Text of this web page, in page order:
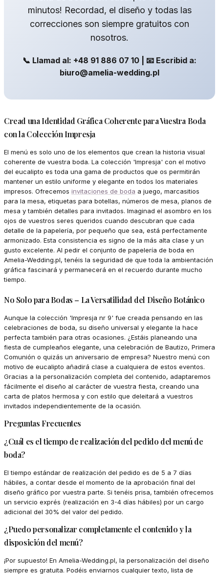
minutos! Recordad, el diseño y todas las
correcciones son siempre gratuitos con
nosotros.
📞 Llamad al: +48 91 886 07 10 | 📧 Escribid a:
biuro@amelia-wedding.pl
Cread una Identidad Gráfica Coherente para Vuestra Boda
con la Colección Impresja
El menú es solo uno de los elementos que crean la historia visual
coherente de vuestra boda. La colección 'Impresja' con el motivo
del eucalipto es toda una gama de productos que os permitirán
mantener un estilo uniforme y elegante en todos los materiales
impresos. Ofrecemos invitaciones de boda a juego, marcasitios
para la mesa, etiquetas para botellas, números de mesa, planos de
mesa y también detalles para invitados. Imaginad el asombro en los
ojos de vuestros seres queridos cuando descubran que cada
detalle de la papelería, por pequeño que sea, está perfectamente
armonizado. Esta consistencia es signo de la más alta clase y un
gusto excelente. Al pedir el conjunto de papelería de boda en
Amelia-Wedding.pl, tenéis la seguridad de que toda la ambientación
gráfica fascinará y permanecerá en el recuerdo durante mucho
tiempo.
No Solo para Bodas – La Versatilidad del Diseño Botánico
Aunque la colección 'Impresja nr 9' fue creada pensando en las
celebraciones de boda, su diseño universal y elegante la hace
perfecta también para otras ocasiones. ¿Estáis planeando una
fiesta de cumpleaños elegante, una celebración de Bautizo, Primera
Comunión o quizás un aniversario de empresa? Nuestro menú con
motivo de eucalipto añadirá clase a cualquiera de estos eventos.
Gracias a la personalización completa del contenido, adaptaremos
fácilmente el diseño al carácter de vuestra fiesta, creando una
carta de platos hermosa y con estilo que deleitará a vuestros
invitados independientemente de la ocasión.
Preguntas Frecuentes
¿Cuál es el tiempo de realización del pedido del menú de
boda?
El tiempo estándar de realización del pedido es de 5 a 7 días
hábiles, a contar desde el momento de la aprobación final del
diseño gráfico por vuestra parte. Si tenéis prisa, también ofrecemos
un servicio exprés (realización en 3-4 días hábiles) por un cargo
adicional del 30% del valor del pedido.
¿Puedo personalizar completamente el contenido y la
disposición del menú?
¡Por supuesto! En Amelia-Wedding.pl, la personalización del diseño
siempre es gratuita. Podéis enviarnos cualquier texto, lista de